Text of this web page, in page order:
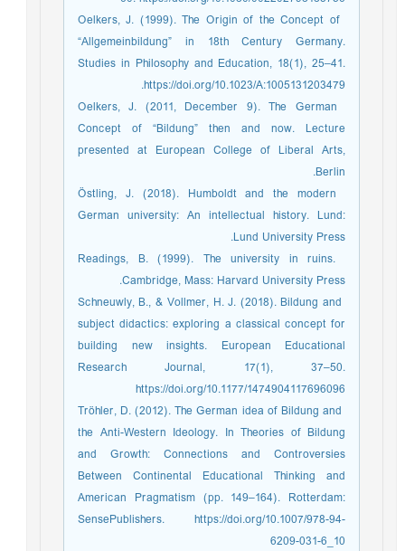
­ Oelkers, J. (1999). The Origin of the Concept of
“Allgemeinbildung” in 18th Century Germany.
Studies in Philosophy and Education, 18(1), 25–41.
https://doi.org/10.1023/A:1005131203479.
­ Oelkers, J. (2011, December 9). The German
Concept of “Bildung” then and now. Lecture
presented at European College of Liberal Arts,
Berlin.
­ Östling, J. (2018). Humboldt and the modern
German university: An intellectual history. Lund:
Lund University Press.
­ Readings, B. (1999). The university in ruins.
Cambridge, Mass: Harvard University Press.
­ Schneuwly, B., & Vollmer, H. J. (2018). Bildung and
subject didactics: exploring a classical concept for
building new insights. European Educational
Research Journal, 17(1), 37–50.
https://doi.org/10.1177/1474904117696096
­ Tröhler, D. (2012). The German idea of Bildung and
the Anti-Western Ideology. In Theories of Bildung
and Growth: Connections and Controversies
Between Continental Educational Thinking and
American Pragmatism (pp. 149–164). Rotterdam:
SensePublishers. https://doi.org/10.1007/978-94-
6209-031-6_10